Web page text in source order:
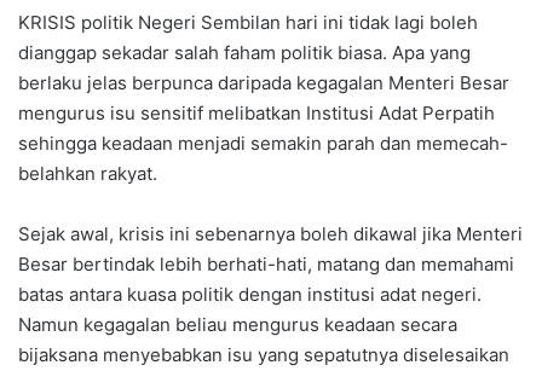
KRISIS politik Negeri Sembilan hari ini tidak lagi boleh
dianggap sekadar salah faham politik biasa. Apa yang
berlaku jelas berpunca daripada kegagalan Menteri Besar
mengurus isu sensitif melibatkan Institusi Adat Perpatih
sehingga keadaan menjadi semakin parah dan memecah-
belahkan rakyat.
Sejak awal, krisis ini sebenarnya boleh dikawal jika Menteri
Besar bertindak lebih berhati-hati, matang dan memahami
batas antara kuasa politik dengan institusi adat negeri.
Namun kegagalan beliau mengurus keadaan secara
bijaksana menyebabkan isu yang sepatutnya diselesaikan